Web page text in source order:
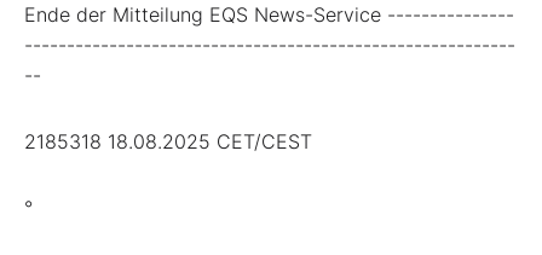
Ende der Mitteilung EQS News-Service ---------------
----------------------------------------------------------
--
2185318 18.08.2025 CET/CEST
°